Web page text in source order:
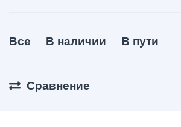
Все В наличии В пути
Сравнение